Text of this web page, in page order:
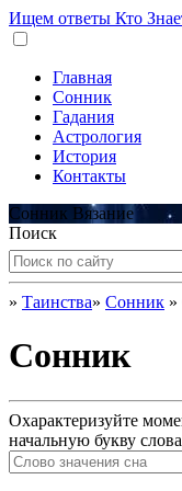
Ищем ответы Кто
Главная
Сонник
Гадания
Астрология
История
Контакты
Сонник Вязание
Поиск
» Таинства» Сонник »
Сонник
Охарактеризуйте
начальную букву слова